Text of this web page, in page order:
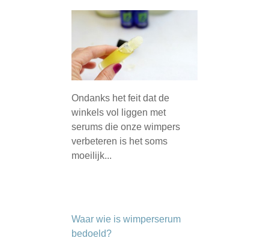
Ondanks het feit dat de
winkels vol liggen met
serums die onze wimpers
verbeteren is het soms
moeilijk...
Waar wie is wimperserum
bedoeld?